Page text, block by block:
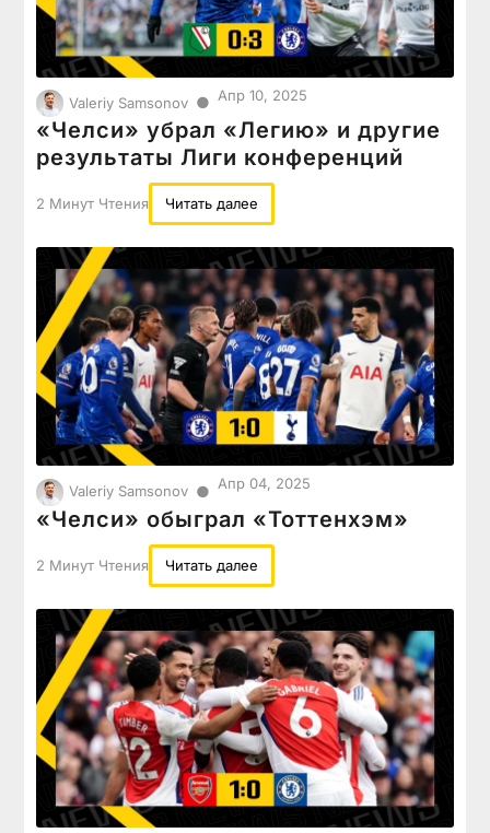
Valeriy Samsonov ● Апр 10, 2025
«Челси» убрал «Легию» и другие
результаты Лиги конференций
2 Минут Чтения Читать далее
Valeriy Samsonov ● Апр 04, 2025
«Челси» обыграл «Тоттенхэм»
2 Минут Чтения Читать далее